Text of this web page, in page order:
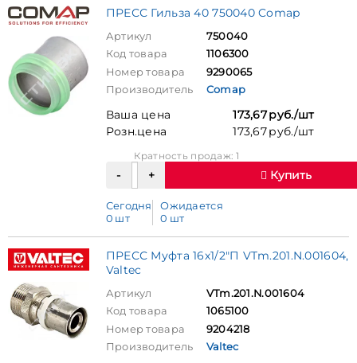
ПРЕСС Гильза 40 750040 Comap
Артикул
750040
Код товара
1106300
Номер товара
9290065
Производитель
Comap
Ваша цена
173,67 руб./шт
Розн.цена
173,67 руб./шт
Кратность продаж: 1
Купить
Сегодня
0 шт
Ожидается
0 шт
ПРЕСС Муфта 16х1/2"П VTm.201.N.001604,
Valtec
Артикул
VTm.201.N.001604
Код товара
1065100
Номер товара
9204218
Производитель
Valtec